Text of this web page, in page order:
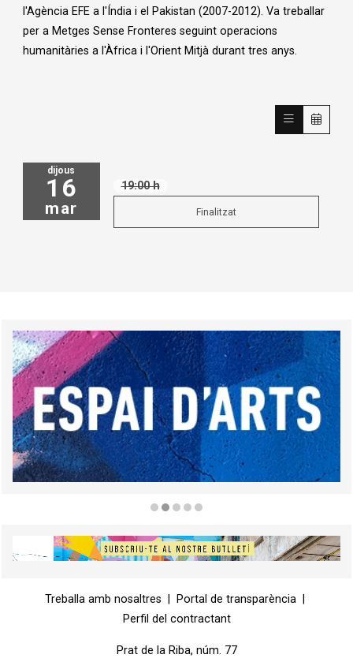
l'Agència EFE a l'Índia i el Pakistan (2007-2012). Va treballar
per a Metges Sense Fronteres seguint operacions
humanitàries a l'Àfrica i l'Orient Mitjà durant tres anys.
dijous
16
mar
19:00 h
Finalitzat
Treballa amb nosaltres
Portal de transparència
Perfil del contractant
Prat de la Riba, núm. 77